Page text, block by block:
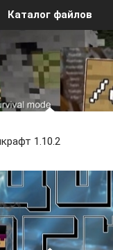
Каталог файлов
1.10.2